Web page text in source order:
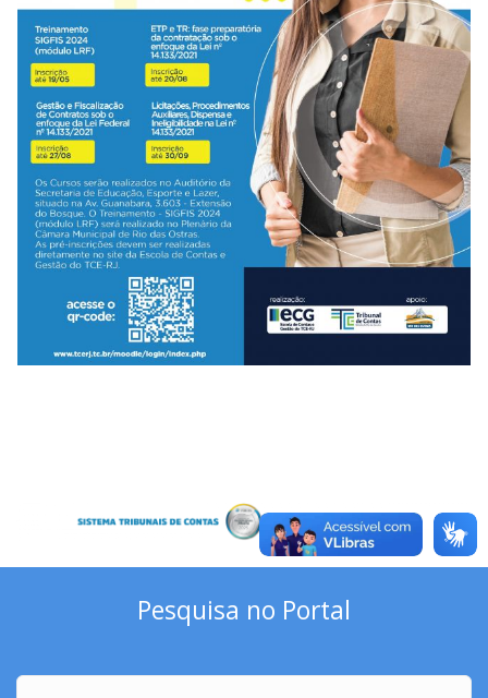
Pesquisa no Portal